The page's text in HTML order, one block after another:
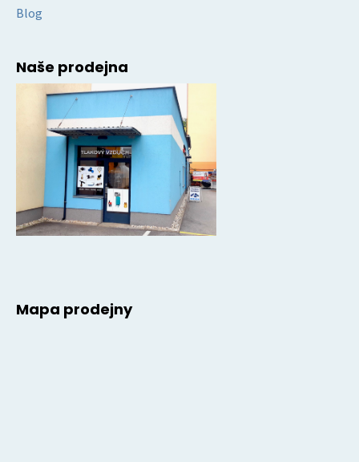
Blog
Naše prodejna
Mapa prodejny